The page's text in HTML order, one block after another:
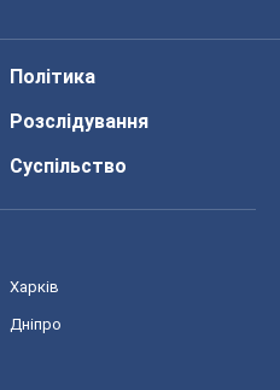
Політика
Розслідування
Суспільство
Харків
Дніпро